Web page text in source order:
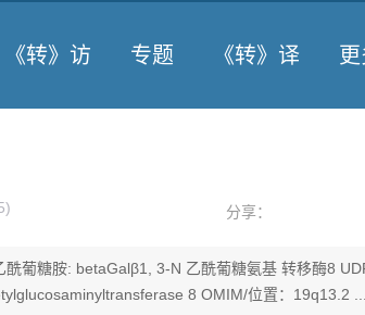
《转》访 专题 《转》译
) 分享：
葡糖胺: betaGalβ1, 3-N 乙酰葡糖氨基 转移酶8
8 OMIM/位置：19q13.2